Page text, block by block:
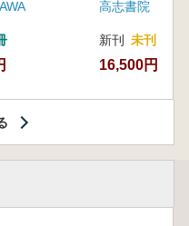
高志書院
新刊 未刊
16,500円